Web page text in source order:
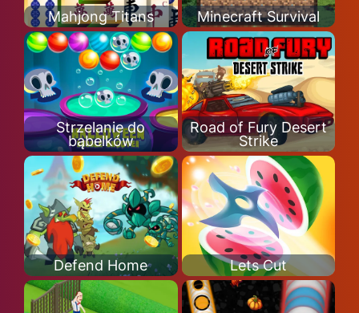
Mahjong Titans Minecraft Survival
Strzelanie do
bąbelków
Road of Fury Desert
Strike
Defend Home Lets Cut